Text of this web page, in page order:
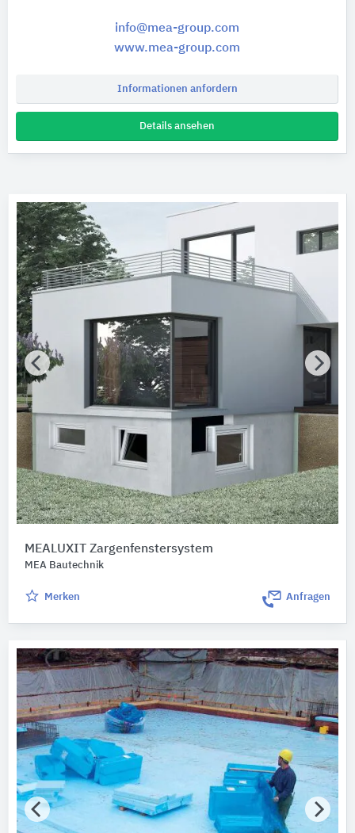
info@mea-group.com
www.mea-group.com
Informationen anfordern
Details ansehen
MEALUXIT Zargenfenstersystem
MEA Bautechnik
Merken Anfragen